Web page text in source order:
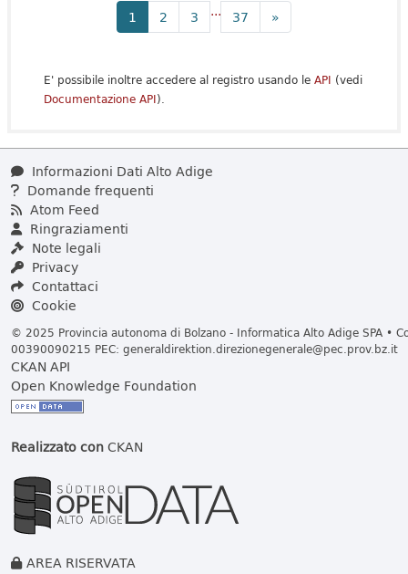
1 2 3 ... 37 »
E' possibile inoltre accedere al registro usando le API (vedi
Documentazione API).
Informazioni Dati Alto Adige
Domande frequenti
Atom Feed
Ringraziamenti
Note legali
Privacy
Contattaci
Cookie
© 2025 Provincia autonoma di Bolzano - Informatica Alto Adige SPA •
00390090215 PEC: generaldirektion.direzionegenerale@pec.prov.bz.it
CKAN API
Open Knowledge Foundation
Realizzato conCKAN
AREA RISERVATA